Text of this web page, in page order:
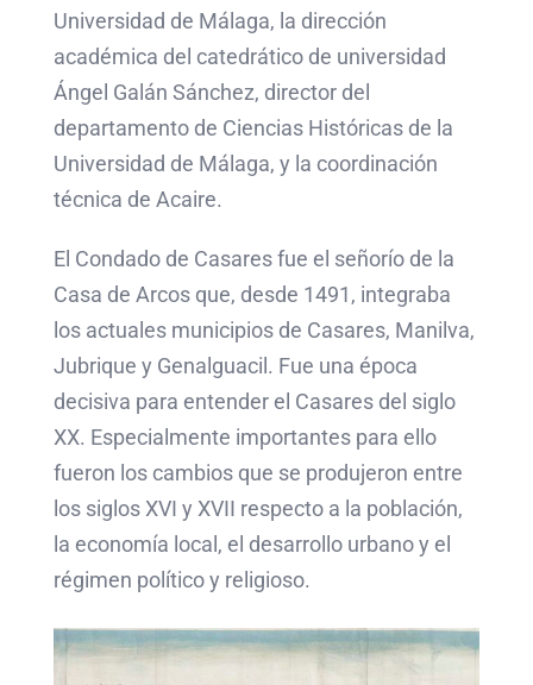
Universidad de Málaga, la dirección
académica del catedrático de universidad
Ángel Galán Sánchez, director del
departamento de Ciencias Históricas de la
Universidad de Málaga, y la coordinación
técnica de Acaire.
El Condado de Casares fue el señorío de la
Casa de Arcos que, desde 1491, integraba
los actuales municipios de Casares, Manilva,
Jubrique y Genalguacil. Fue una época
decisiva para entender el Casares del siglo
XX. Especialmente importantes para ello
fueron los cambios que se produjeron entre
los siglos XVI y XVII respecto a la población,
la economía local, el desarrollo urbano y el
régimen político y religioso.